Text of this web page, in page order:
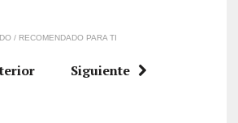
/ RECOMENDADO PARA TI
Siguiente